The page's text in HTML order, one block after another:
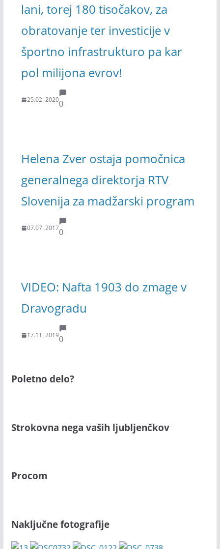
lani, torej 180 tisočakov, za
obratovanje ter investicije v
športno infrastrukturo pa kar
pol milijona evrov!
25.02. 20200
Helena Zver ostaja pomočnica
generalnega direktorja RTV
Slovenija za madžarski program
07.07. 20170
VIDEO: Nafta 1903 do zmage v
Dravogradu
17.11. 20190
Poletno delo?
Strokovna nega vaših ljubljenčkov
Procom
Naključne fotografije